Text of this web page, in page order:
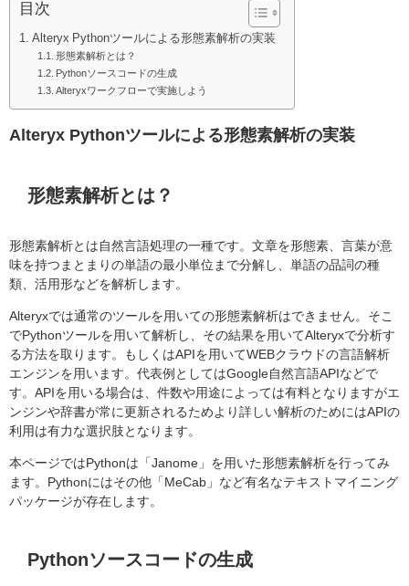
目次
Alteryx Pythonツールによる形態素解析の実装
形態素解析とは？
Pythonソースコードの生成
Alteryxワークフローで実施しよう
Alteryx Pythonツールによる形態素解析の実装
形態素解析とは？
形態素解析とは自然言語処理の一種です。文章を形態素、 言葉が意
味を持つまとまりの単語の最小単位まで分解し、単語の品詞の種
類、活用形などを解析します。
Alteryxでは通常のツールを用いての形態素解析はできません。そこ
でPythonツールを用いて解析し、その結果を用いてAlteryxで分析す
る方法を取ります。もしくはAPIを用いてWEBクラウドの言語解析
エンジンを用います。代表例としてはGoogle自然言語APIなどで
す。APIを用いる場合は、件数や用途によっては有料となりますがエ
ンジンや辞書が常に更新されるためより詳しい解析のためにはAPIの
利用は有力な選択肢となります。
本ページではPythonは「Janome」を用いた形態素解析を行ってみ
ます。Pythonにはその他「MeCab」など有名なテキストマイニング
パッケージが存在します。
Pythonソースコードの生成